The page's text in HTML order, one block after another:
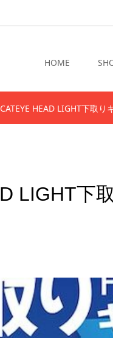
HOME
CATEYE HEAD LIGHT下取
LIGHT